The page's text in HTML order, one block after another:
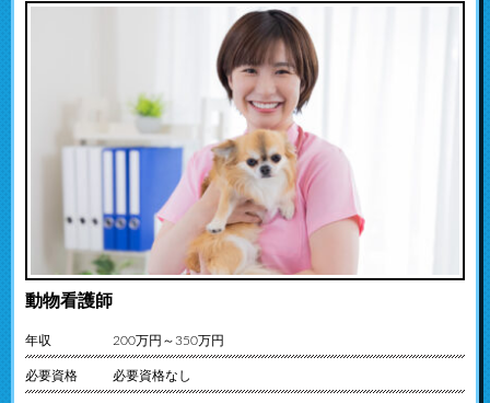
動物看護師
年収 200万円～350万円
必要資格 必要資格なし